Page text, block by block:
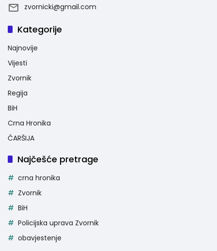
zvornicki@gmail.com
Kategorije
Najnovije
Vijesti
Zvornik
Regija
BiH
Crna Hronika
ČARŠIJA
Najčešće pretrage
crna hronika
Zvornik
BiH
Policijska uprava Zvornik
obavjestenje